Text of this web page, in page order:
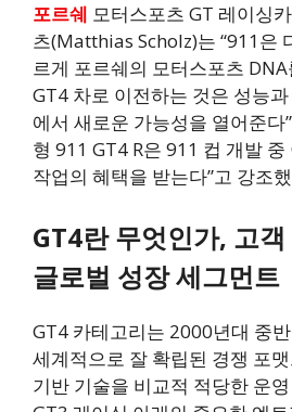
포르쉐 모터스포츠 GT 레이싱
츠(Matthias Scholz)는 “911은
르게 포르쉐의 모터스포츠
GT4 차로 이전하는 것은 성능
에서 새로운 가능성을 열어준다
형 911 GT4 R은 911 컵 개발
작업의 혜택을 받는다”고 강조
GT4란 무엇인가, 고
글로벌 성장 세그먼트
GT4 카테고리는 2000년대 중
세계적으로 잘 확립된 경쟁 포
기반 기술을 비교적 적당한 운